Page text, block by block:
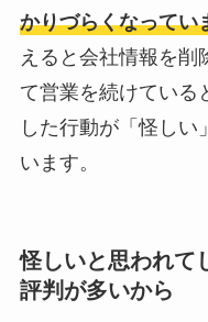
かりづらくなってい
えると会社情報を削
て営業を続けている
した行動が「怪しい
います。
怪しいと思われ
評判が多いから